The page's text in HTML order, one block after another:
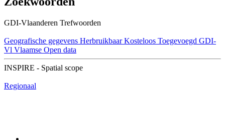
GDI-Vlaanderen Trefwoorden
Geografische gegevens Herbruikbaar Kosteloos Toegevoegd GDI-
Vl Vlaamse Open data
INSPIRE - Spatial scope
Regionaal